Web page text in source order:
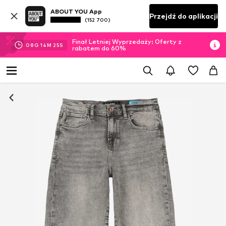
ABOUT YOU App
(152 700) Przejdź do aplikacji
08 G 14M 24S
Finał Letniej Wyprzedaży: Oferty z
rabatem do 60%